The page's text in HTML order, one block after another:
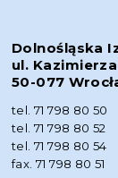
Dolnośląska
ul.
50-077
tel. 71 798 80 50
tel. 71 798 80 52
tel. 71 798 80 54
fax. 71 798 80 51